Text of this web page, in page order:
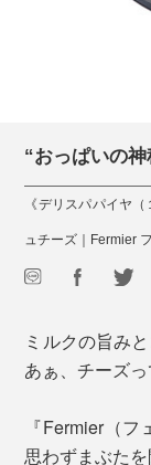
“おっぱいの神
《デリスパパイヤ
ュチーズ｜Fermier
ミルクの旨み
あぁ、チーズ
『Fermier（
思わずまぶた